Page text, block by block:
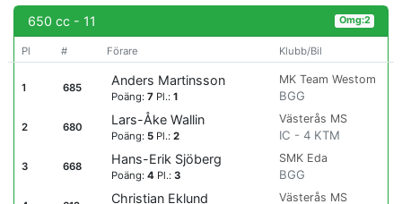
650 cc - 11 Omg:2
Pl # Förare Klubb/Bil
1 685 Anders Martinsson
Poäng:7 Pl.:1
MK Team Westom
BGG
2 680 Lars-Åke Wallin
Poäng: 5 Pl.:2
Västerås MS
IC - 4 KTM
3 668 Hans-Erik Sjöberg
Poäng:4 Pl.:3
SMK Eda
BGG
Christian Eklund Västerås MS